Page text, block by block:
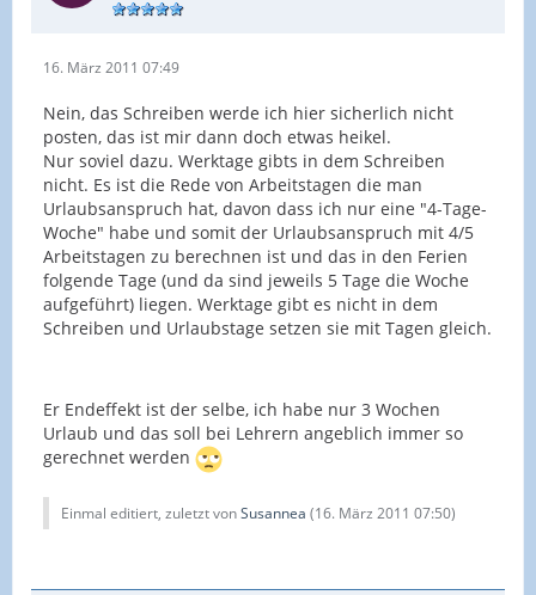
16. März 2011 07:49
Nein, das Schreiben werde ich hier sicherlich nicht
posten, das ist mir dann doch etwas heikel.
Nur soviel dazu. Werktage gibts in dem Schreiben
nicht. Es ist die Rede von Arbeitstagen die man
Urlaubsanspruch hat, davon dass ich nur eine "4-Tage-
Woche" habe und somit der Urlaubsanspruch mit 4/5
Arbeitstagen zu berechnen ist und das in den Ferien
folgende Tage (und da sind jeweils 5 Tage die Woche
aufgeführt) liegen. Werktage gibt es nicht in dem
Schreiben und Urlaubstage setzen sie mit Tagen gleich.
Er Endeffekt ist der selbe, ich habe nur 3 Wochen
Urlaub und das soll bei Lehrern angeblich immer so
gerechnet werden
Einmal editiert, zuletzt vonSusannea (16. März 2011 07:50)